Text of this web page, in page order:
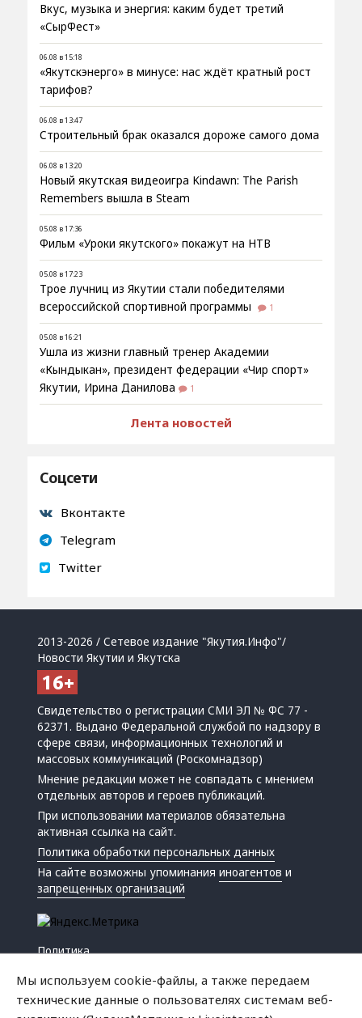
Вкус, музыка и энергия: каким будет третий
«СырФест»
06.08 в 15:18
«Якутскэнерго» в минусе: нас ждёт кратный рост
тарифов?
06.08 в 13:47
Строительный брак оказался дороже самого дома
06.08 в 13:20
Новый якутская видеоигра Kindawn: The Parish
Remembers вышла в Steam
05.08 в 17:36
Фильм «Уроки якутского» покажут на НТВ
05.08 в 17:23
Трое лучниц из Якутии стали победителями
всероссийской спортивной программы
1
05.08 в 16:21
Ушла из жизни главный тренер Академии
«Кындыкан», президент федерации «Чир спорт»
Якутии, Ирина Данилова
1
Лента новостей
Соцсети
Вконтакте
Telegram
Twitter
2013-2026 / Сетевое издание "Якутия.Инфо"/
Новости Якутии и Якутска
Свидетельство о регистрации СМИ ЭЛ № ФС 77 -
62371. Выдано Федеральной службой по надзору в
сфере связи, информационных технологий и
массовых коммуникаций (Роскомнадзор)
Мнение редакции может не совпадать с мнением
отдельных авторов и героев публикаций.
При использовании материалов обязательна
активная ссылка на сайт.
Политика обработки персональных данных
На сайте возможны упоминанияиноагентов и
запрещенных организаций
Политика
Мы используем cookie-файлы, а также передаем
технические данные о пользователях системам веб-